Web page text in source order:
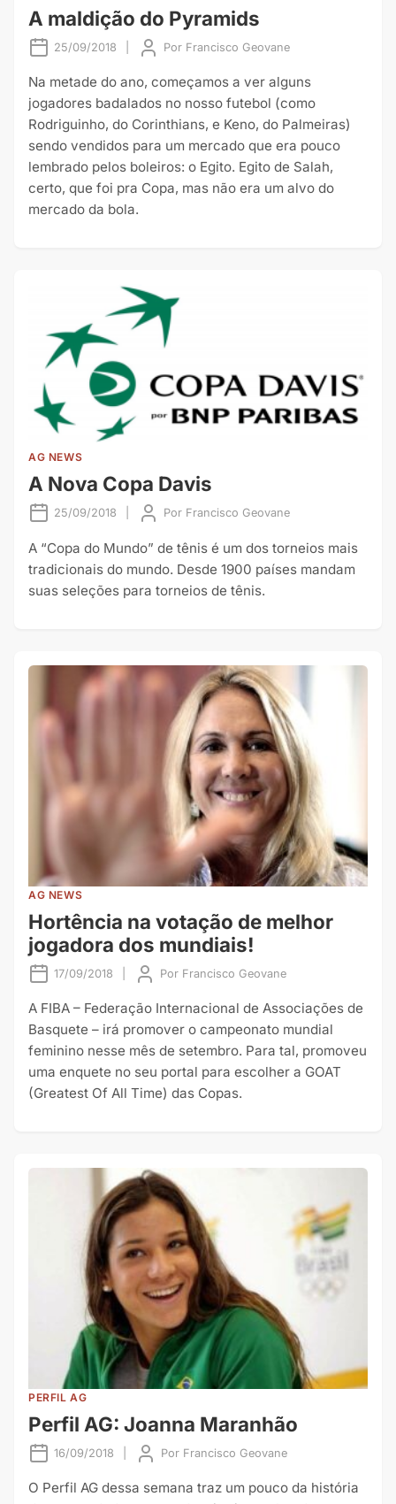
A maldição do Pyramids
25/09/2018 Por Francisco Geovane
Na metade do ano, começamos a ver alguns
jogadores badalados no nosso futebol (como
Rodriguinho, do Corinthians, e Keno, do Palmeiras)
sendo vendidos para um mercado que era pouco
lembrado pelos boleiros: o Egito. Egito de Salah,
certo, que foi pra Copa, mas não era um alvo do
mercado da bola.
AG NEWS
A Nova Copa Davis
25/09/2018 Por Francisco Geovane
A “Copa do Mundo” de tênis é um dos torneios mais
tradicionais do mundo. Desde 1900 países mandam
suas seleções para torneios de tênis.
AG NEWS
Hortência na votação de melhor
jogadora dos mundiais!
17/09/2018 Por Francisco Geovane
A FIBA – Federação Internacional de Associações de
Basquete – irá promover o campeonato mundial
feminino nesse mês de setembro. Para tal, promoveu
uma enquete no seu portal para escolher a GOAT
(Greatest Of All Time) das Copas.
PERFIL AG
Perfil AG: Joanna Maranhão
16/09/2018 Por Francisco Geovane
O Perfil AG dessa semana traz um pouco da história